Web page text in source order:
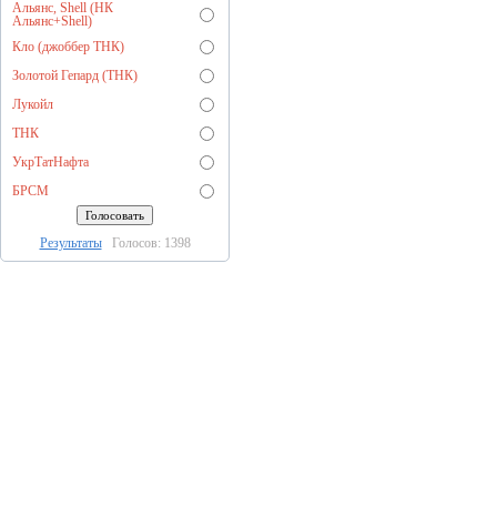
Альянс, Shell (НК
Альянс+Shell)
Кло (джоббер ТНК)
Золотой Гепард (ТНК)
Лукойл
ТНК
УкрТатНафта
БРСМ
РезультатыГолосов: 1398